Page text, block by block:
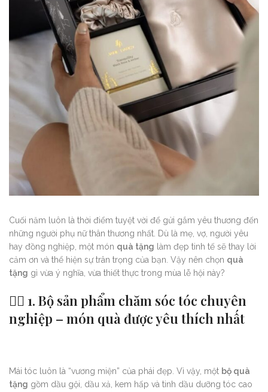
Cuối năm luôn là thời điểm tuyệt vời để gửi gắm yêu thương đến
những người phụ nữ thân thương nhất. Dù là mẹ, vợ, người yêu
hay đồng nghiệp, một món quà tặng làm đẹp tinh tế sẽ thay lời
cảm ơn và thể hiện sự trân trọng của bạn. Vậy nên chọn quà
tặng gì vừa ý nghĩa, vừa thiết thực trong mùa lễ hội này?
💆‍♀️ 1. Bộ sản phẩm chăm sóc tóc chuyên
nghiệp – món quà được yêu thích nhất
Mái tóc luôn là “vương miện” của phái đẹp. Vì vậy, một bộ quà
tặng gồm dầu gội, dầu xả, kem hấp và tinh dầu dưỡng tóc cao